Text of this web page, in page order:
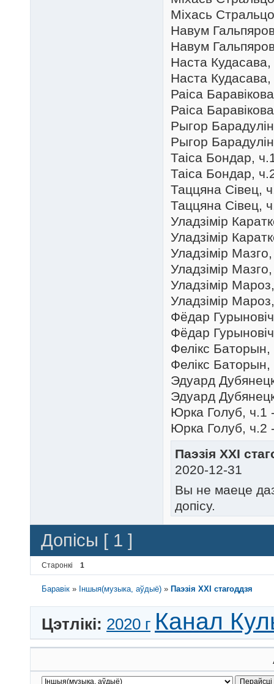
Міхась
Навум
Навум
Наста
Наста
Раіса
Раіса
Рыгор
Рыгор
Таіса Бондар,
Таіса Бондар,
Таццяна Сівец,
Таццяна Сівец,
Уладзімір
Уладзімір
Уладзімір
Уладзімір
Уладзімір
Уладзімір
Фёдар
Фёдар
Фелікс
Фелікс
Эдуард
Эдуард
Юрка Голуб, ч.1
Юрка Голуб, ч.2
Паэзія ХХІ
2020-12-31
Вы не маеце
допісу.
Допісы [ 1 ]
Старонкі 1
Баравік » Іншыя(музыка, аўдыё) » Паэзія ХХІ стагоддзя
Цэтлікі: 2020 г Канал